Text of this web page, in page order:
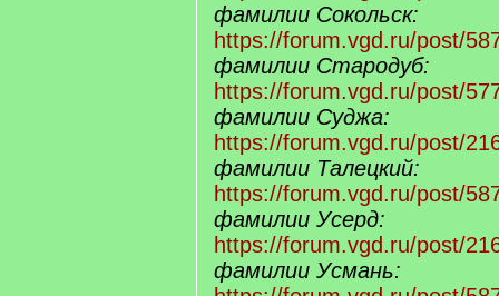
фамилии Сокольск:
https://forum.vgd.ru/post/
фамилии Стародуб:
https://forum.vgd.ru/post/
фамилии Суджа:
https://forum.vgd.ru/post/
фамилии Талецкий:
https://forum.vgd.ru/post/
фамилии Усерд:
https://forum.vgd.ru/post/
фамилии Усмань: